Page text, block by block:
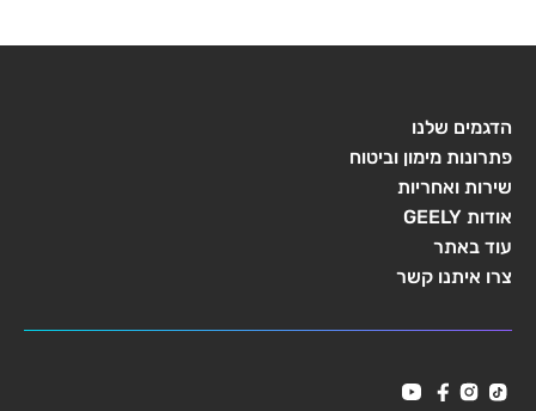
הדגמים שלנו
פתרונות מימון וביטוח
שירות ואחריות
אודות GEELY
עוד באתר
צרו איתנו קשר